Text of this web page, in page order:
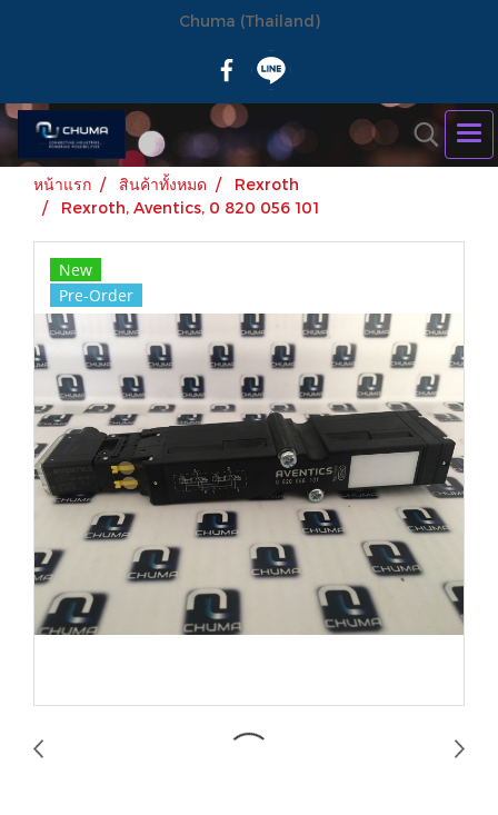
Chuma (Thailand)
หน้าแรก สินค้าทั้งหมด
Rexroth
Rexroth, Aventics, 0 820 056 101
New
Pre-Order